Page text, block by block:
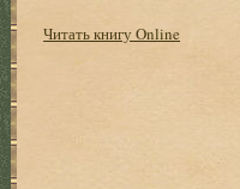
Читать книгу Online